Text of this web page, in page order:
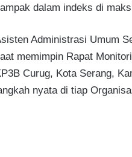
dalam indeks di
Administrasi Umum
memimpin Rapat
Curug, Kota Serang,
nyata di tiap